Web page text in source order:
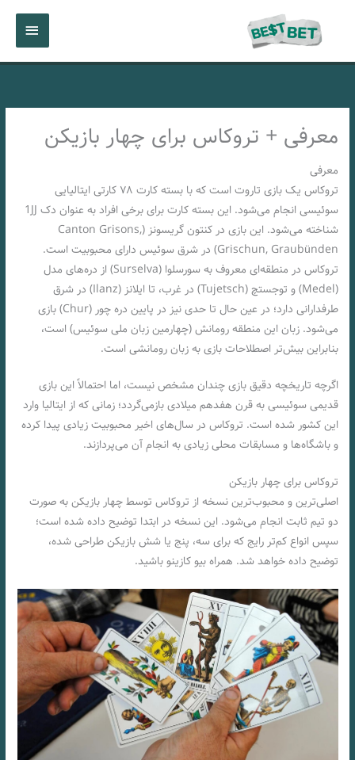
اصلی
معرفی + تروکاس برای چهار بازیکن
معرفی
تروکاس یک بازی تاروت است که با بسته‌ کارت ۷۸ کارتی ایتالیایی
سوئیسی انجام می‌شود. این بسته‌ کارت برای برخی افراد به عنوان دک 1JJ
شناخته‌ می‌شود. این بازی در کنتون گریسونز (Canton Grisons‌,
Grischun, Graubünden) در شرق سوئیس دارای محبوبیت است.
تروکاس در منطقه‌ای معروف به سورسلوا (Surselva) از دره‌های مدل
(Medel) و توجستچ (Tujetsch) در غرب، تا ایلانز (Ilanz) در شرق
طرفدارانی دارد؛ در عین حال تا حدی نیز در پایین دره چور (Chur) بازی
می‌شود. زبان این منطقه رومانش (چهارمین زبان ملی سوئیس) است،
بنابراین بیش‌تر اصطلاحات بازی به زبان رومانشی است.
اگرچه تاریخچه دقیق بازی چندان مشخص نیست، اما احتمالاً این بازی
قدیمی سوئیسی به قرن هفدهم میلادی بازمی‌گردد؛ زمانی که از ایتالیا وارد
این کشور شده‌ است. تروکاس در سال‌های اخیر محبوبیت زیادی پیدا کرده
و باشگاه‌ها و مسابقات محلی زیادی به انجام آن می‌پردازند.
تروکاس برای چهار بازیکن
اصلی‌ترین و محبوب‌ترین نسخه از تروکاس توسط چهار بازیکن به صورت
دو تیم ثابت انجام می‌شود. این نسخه در ابتدا توضیح داده‌ شده‌ است؛
سپس انواع کم‌تر رایج که برای سه، پنج یا شش بازیکن طراحی شده‌،
توضیح داده‌ خواهد شد. همراه بیو کازینو باشید.